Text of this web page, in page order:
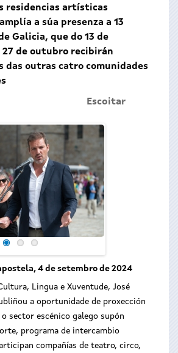
residencias artísticas
a súa presenza a 13
Galicia, que do 13 de
27 de outubro recibirán
das outras catro comunidades
Escoitar
4 de setembro de 2024
Lingua e Xuventude, José
a oportunidade de proxección
sector escénico galego supón
programa de intercambio
compañías de teatro, circo,